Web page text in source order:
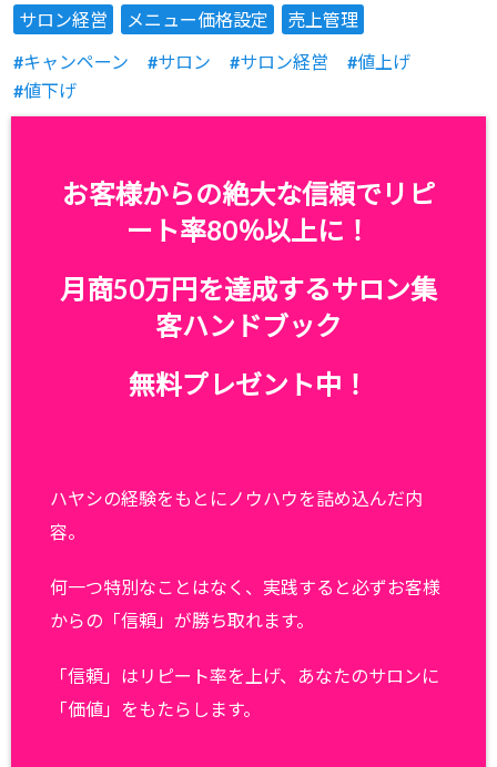
サロン経営 メニュー価格設定
売上管理
キャンペーン
サロン サロン経営
値上げ
値下げ
お客様からの絶大な信頼でリピ
ート率80％以上に！
月商50万円を達成するサロン集
客ハンドブック
無料プレゼント中！
ハヤシの経験をもとにノウハウを詰め込んだ内
容。
何一つ特別なことはなく、実践すると必ずお客様
からの「信頼」が勝ち取れます。
「信頼」はリピート率を上げ、あなたのサロンに
「価値」をもたらします。